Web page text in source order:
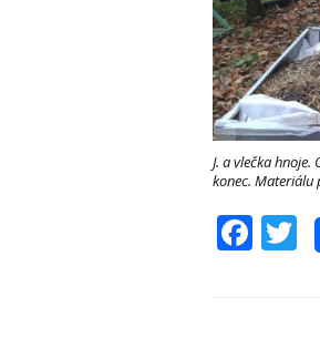
J. a vlečka
konec. Materiálu